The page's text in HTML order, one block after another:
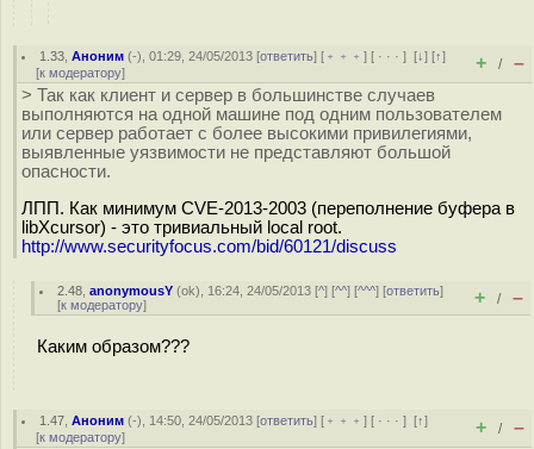
1.33 ,Аноним (-), 01:29, 24/05/2013 [ответить] [ ﹢﹢﹢] [ · · ·][↓] [↑]
[к модератору] + / –
> Так как клиент и сервер в большинстве случаев
выполняются на одной машине под одним пользователем
или сервер работает с более высокими привилегиями,
выявленные уязвимости не представляют большой
опасности.
ЛПП. Как минимум CVE-2013-2003 (переполнение буфера в
libXcursor) - это тривиальный local root.
http://www.securityfocus.com/bid/60121/discuss
2.48 ,anonymousY (ok), 16:24, 24/05/2013 [^] [^^] [^^^] [ответить]
[к модератору] + / –
Каким образом???
1.47 ,Аноним (-), 14:50, 24/05/2013 [ответить] [ ﹢﹢﹢] [ · · ·][↑]
[к модератору] + / –